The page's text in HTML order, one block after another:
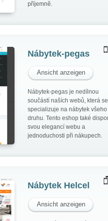
příjemně.
Nábytek-pegas
Ansicht anzeigen
Nábytek-pegas je nedílnou
součástí naších webů, která se
specializuje na nábytek všeho
druhu. Tento eshop také
svou elegancí webu a
jednoduchosti při nákupech.
Nábytek Helcel
Ansicht anzeigen